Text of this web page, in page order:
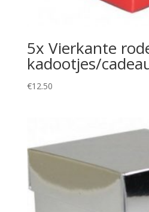
5x Vierkante
kadootjes/
€12.50